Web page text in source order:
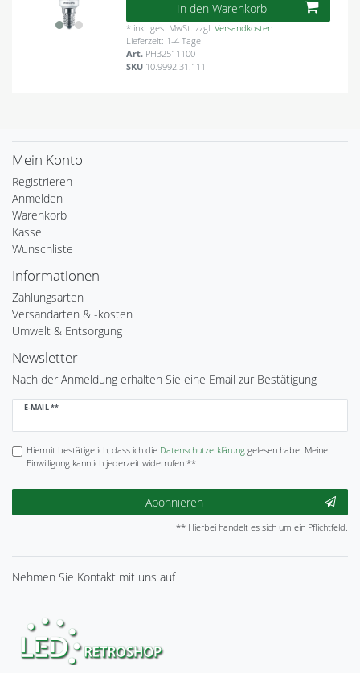
In den Warenkorb
* inkl. ges. MwSt. zzgl.Versandkosten
Lieferzeit: 1-4 Tage
Art. PH32511100
SKU 10.9992.31.111
Mein Konto
Registrieren
Anmelden
Warenkorb
Kasse
Wunschliste
Informationen
Zahlungsarten
Versandarten & -kosten
Umwelt & Entsorgung
Newsletter
Nach der Anmeldung erhalten Sie eine Email zur Bestätigung
E-MAIL **
Newsletter
Hiermit bestätige ich, dass ich die Daten­schutz­erklärunggelesen habe. Meine
Einwilligung kann ich jederzeit widerrufen.**
Abonnieren
** Hierbei handelt es sich um ein Pflichtfeld.
Nehmen Sie Kontakt mit uns auf